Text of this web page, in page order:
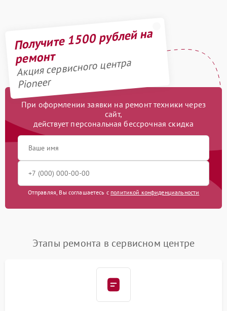
Получите 1500 рублей на
ремонт
Акция сервисного центра
Pioneer
При оформлении заявки на ремонт техники через
сайт,
действует персональная бессрочная скидка
Отправляя, Вы соглашаетесь с политикой конфиденциальности
Этапы ремонта в сервисном центре